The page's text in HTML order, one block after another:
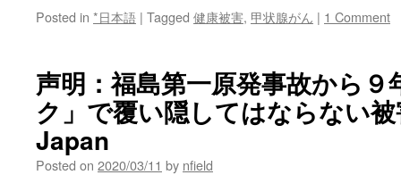
Posted in *日本語 | Tagged 健康被害, 甲状腺がん | 1 Comment
声明：福島第一原発事故から
ク」で覆い隠してはならない
Japan
Posted on 2020/03/11 by nfield